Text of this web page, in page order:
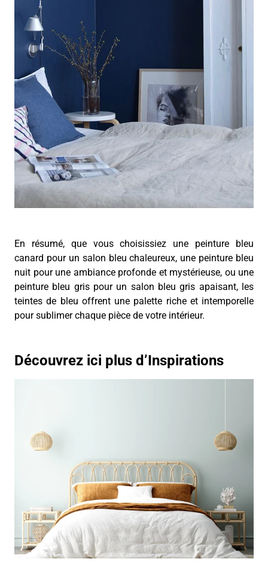
En résumé, que vous choisissiez une peinture bleu
canard pour un salon bleu chaleureux, une peinture bleu
nuit pour une ambiance profonde et mystérieuse, ou une
peinture bleu gris pour un salon bleu gris apaisant, les
teintes de bleu offrent une palette riche et intemporelle
pour sublimer chaque pièce de votre intérieur.
Découvrez ici plus d’Inspirations